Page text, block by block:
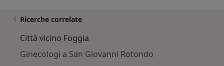
Ricerche correlate
Città vicino Foggia
Ginecologi a San Giovanni Rotondo